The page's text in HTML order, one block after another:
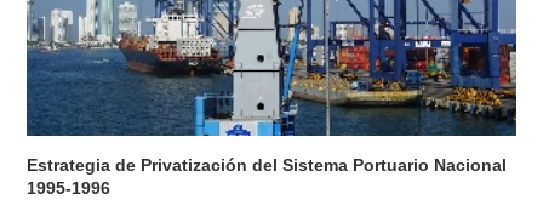
Estrategia de Privatización del Sistema Portuario Nacional
1995-1996